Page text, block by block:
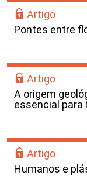
Artigo
Pontes entre
Artigo
A origem
essencial
Artigo
Humanos e